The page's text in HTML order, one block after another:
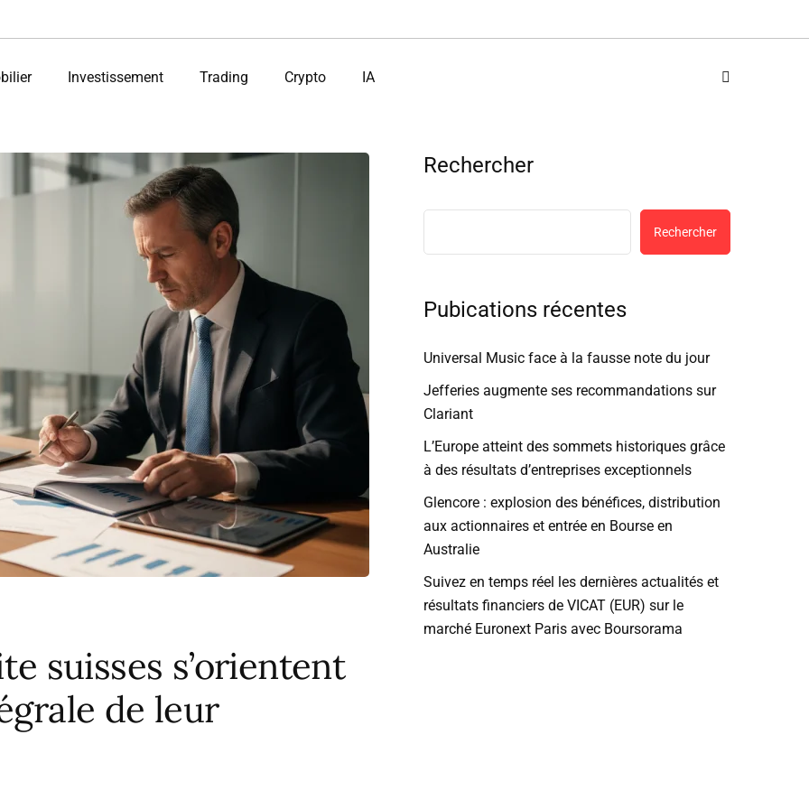
Investissement Trading Crypto IA
suisses s’orientent
de leur
Rechercher
Rechercher
Pubications récentes
Universal Music face à la fausse note du jour
Jefferies augmente ses recommandations sur
Clariant
L’Europe atteint des sommets historiques grâce
à des résultats d’entreprises exceptionnels
Glencore : explosion des bénéfices, distribution
aux actionnaires et entrée en Bourse en
Australie
Suivez en temps réel les dernières actualités et
résultats financiers de VICAT (EUR) sur le
marché Euronext Paris avec Boursorama